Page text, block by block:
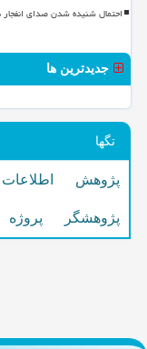
احتمال شنیده شدن صدای انفجار
جدیدترین ها
تگها
پژوهش اطلاعات
پژوهشگر پروژه